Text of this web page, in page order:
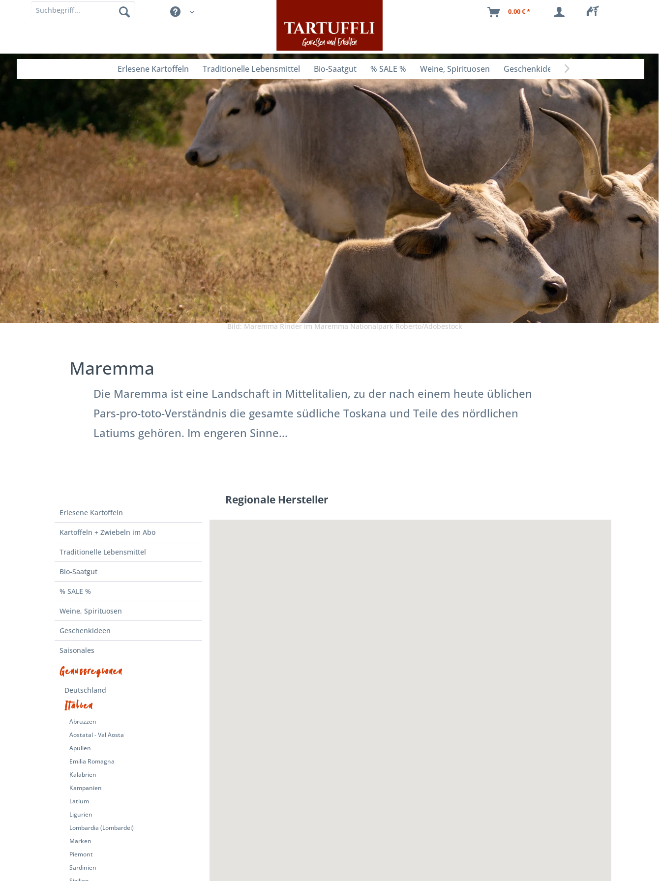
0,00 € *
Erlesene Kartoffeln Traditionelle Lebensmittel Bio-Saatgut % SALE % Weine, Spirituosen Geschenkideen 
Bild: Maremma Rinder im Maremma Nationalpark Roberto/Adobestock
Maremma
Die Maremma ist eine Landschaft in Mittelitalien, zu der nach einem heute üblichen
Pars-pro-toto-Verständnis die gesamte südliche Toskana und Teile des nördlichen
Latiums gehören. Im engeren Sinne...
Erlesene Kartoffeln
Kartoffeln + Zwiebeln im Abo
Traditionelle Lebensmittel
Bio-Saatgut
% SALE %
Weine, Spirituosen
Geschenkideen
Saisonales
Genussregionen
Deutschland
Italien
Abruzzen
Aostatal - Val Aosta
Apulien
Emilia Romagna
Kalabrien
Kampanien
Latium
Ligurien
Lombardia (Lombardei)
Marken
Piemont
Sardinien
Regionale Hersteller